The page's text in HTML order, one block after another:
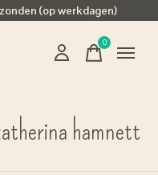
(op werkdagen)
0items
hamnett